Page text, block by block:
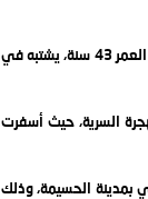
تمكنت عناصر الشرطة بالأمن الجهوي بمدينة الحسيمة بتنسيق مع مصالح المديرية العامة لمراقبة التراب الوطني، أمس الخميس 20 فبراير الجاري، من توقيف شخص يبلغ من العمر 43 سنة، يشتبه في
السرية، حيث أسفرت
بمدينة الحسيمة، وذلك